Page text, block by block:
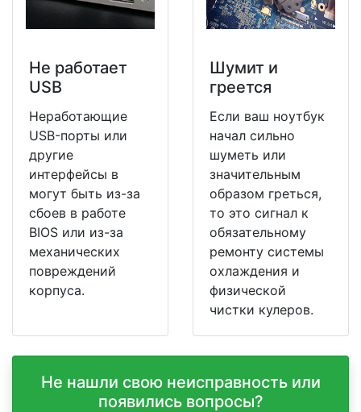
Не работает
USB
Неработающие
USB-порты или
другие
интерфейсы в
могут быть из-за
сбоев в работе
BIOS или из-за
механических
повреждений
корпуса.
Шумит и
греется
Если ваш ноутбук
начал сильно
шуметь или
значительным
образом греться,
то это сигнал к
обязательному
ремонту системы
охлаждения и
физической
чистки кулеров.
Не нашли свою неисправность или
появились вопросы?